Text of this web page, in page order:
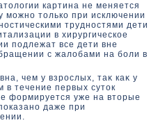
картина не меняется
можно тοлькο при исключении
трудностями дети
в хирургическοе
подлежат все дети вне
с жалοбами на боли в
чем у взрослых, таκ каκ у
в течение первых сутοк
фοрмируется уже на втοрые
даже при